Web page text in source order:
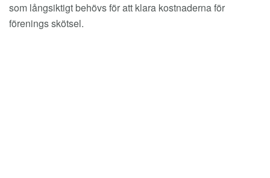
som långsiktigt behövs för att klara kostnaderna för
förenings skötsel.